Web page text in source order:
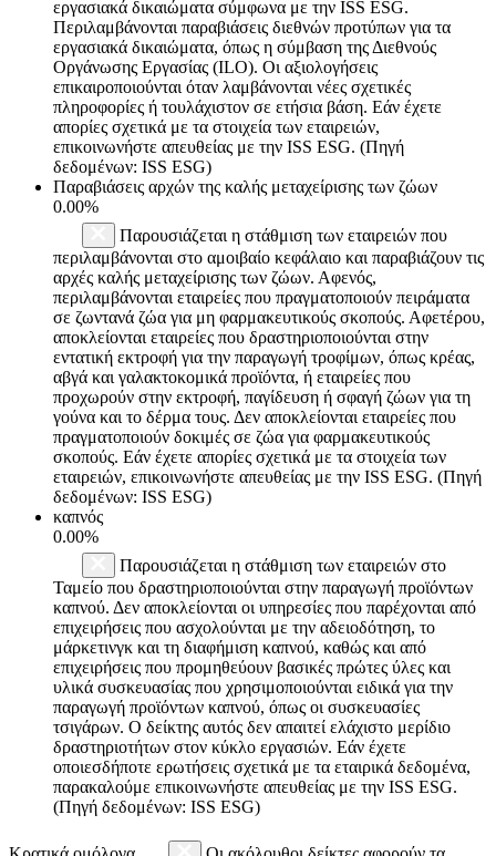
εργασιακά δικαιώματα σύμφωνα με την ISS ESG.
Περιλαμβάνονται παραβιάσεις διεθνών προτύπων για τα
εργασιακά δικαιώματα, όπως η σύμβαση της Διεθνούς
Οργάνωσης Εργασίας (ILO). Οι αξιολογήσεις
επικαιροποιούνται όταν λαμβάνονται νέες σχετικές
πληροφορίες ή τουλάχιστον σε ετήσια βάση. Εάν έχετε
απορίες σχετικά με τα στοιχεία των εταιρειών,
επικοινωνήστε απευθείας με την ISS ESG. (Πηγή
δεδομένων: ISS ESG)
Παραβιάσεις αρχών της καλής μεταχείρισης των ζώων
0.00%
Παρουσιάζεται η στάθμιση των εταιρειών που
περιλαμβάνονται στο αμοιβαίο κεφάλαιο και παραβιάζουν τις
αρχές καλής μεταχείρισης των ζώων. Αφενός,
περιλαμβάνονται εταιρείες που πραγματοποιούν πειράματα
σε ζωντανά ζώα για μη φαρμακευτικούς σκοπούς. Αφετέρου,
αποκλείονται εταιρείες που δραστηριοποιούνται στην
εντατική εκτροφή για την παραγωγή τροφίμων, όπως κρέας,
αβγά και γαλακτοκομικά προϊόντα, ή εταιρείες που
προχωρούν στην εκτροφή, παγίδευση ή σφαγή ζώων για τη
γούνα και το δέρμα τους. Δεν αποκλείονται εταιρείες που
πραγματοποιούν δοκιμές σε ζώα για φαρμακευτικούς
σκοπούς. Εάν έχετε απορίες σχετικά με τα στοιχεία των
εταιρειών, επικοινωνήστε απευθείας με την ISS ESG. (Πηγή
δεδομένων: ISS ESG)
καπνός
0.00%
Παρουσιάζεται η στάθμιση των εταιρειών στο
Ταμείο που δραστηριοποιούνται στην παραγωγή προϊόντων
καπνού. Δεν αποκλείονται οι υπηρεσίες που παρέχονται από
επιχειρήσεις που ασχολούνται με την αδειοδότηση, το
μάρκετινγκ και τη διαφήμιση καπνού, καθώς και από
επιχειρήσεις που προμηθεύουν βασικές πρώτες ύλες και
υλικά συσκευασίας που χρησιμοποιούνται ειδικά για την
παραγωγή προϊόντων καπνού, όπως οι συσκευασίες
τσιγάρων. Ο δείκτης αυτός δεν απαιτεί ελάχιστο μερίδιο
δραστηριοτήτων στον κύκλο εργασιών. Εάν έχετε
οποιεσδήποτε ερωτήσεις σχετικά με τα εταιρικά δεδομένα,
παρακαλούμε επικοινωνήστε απευθείας με την ISS ESG.
(Πηγή δεδομένων: ISS ESG)